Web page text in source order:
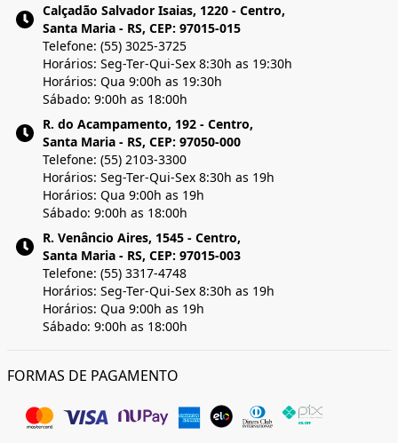
Calçadão Salvador Isaias, 1220 - Centro,
Santa Maria - RS, CEP: 97015-015
Telefone: (55) 3025-3725
Horários: Seg-Ter-Qui-Sex 8:30h as 19:30h
Horários: Qua 9:00h as 19:30h
Sábado: 9:00h as 18:00h
R. do Acampamento, 192 - Centro,
Santa Maria - RS, CEP: 97050-000
Telefone: (55) 2103-3300
Horários: Seg-Ter-Qui-Sex 8:30h as 19h
Horários: Qua 9:00h as 19h
Sábado: 9:00h as 18:00h
R. Venâncio Aires, 1545 - Centro,
Santa Maria - RS, CEP: 97015-003
Telefone: (55) 3317-4748
Horários: Seg-Ter-Qui-Sex 8:30h as 19h
Horários: Qua 9:00h as 19h
Sábado: 9:00h as 18:00h
FORMAS DE PAGAMENTO